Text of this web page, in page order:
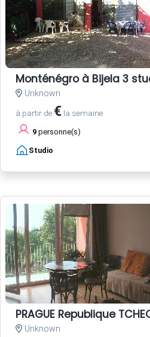
Monténégro à Bijela 3
Unknown
à partir de € la semaine
9 personne(s)
Studio
PRAGUE Republique
Unknown